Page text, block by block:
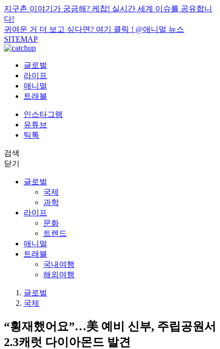
지구촌 이야기가 궁금해? 케찹! 실시간 세계 이슈를 공유합니
다!
귀여운 거 더 보고 싶다면? 여기 클릭 ! @애니멀 뉴스
SITEMAP
글로벌
라이프
애니멀
트래블
인스타그램
유튜브
틱톡
검색
닫기
글로벌
국제
과학
라이프
문화
트렌드
애니멀
트래블
국내여행
해외여행
글로벌
국제
“횡재했어요”…美 예비 신부, 주립공원서
2.3캐럿 다이아몬드 발견